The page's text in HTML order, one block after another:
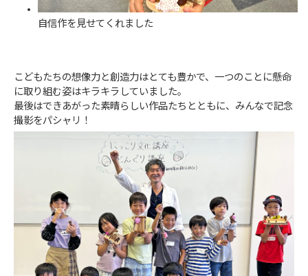
自信作を見せてくれました
こどもたちの想像力と創造力はとても豊かで、一つのことに懸命
に取り組む姿はキラキラしていました。
最後はできあがった素晴らしい作品たちとともに、みんなで記念
撮影をパシャリ！